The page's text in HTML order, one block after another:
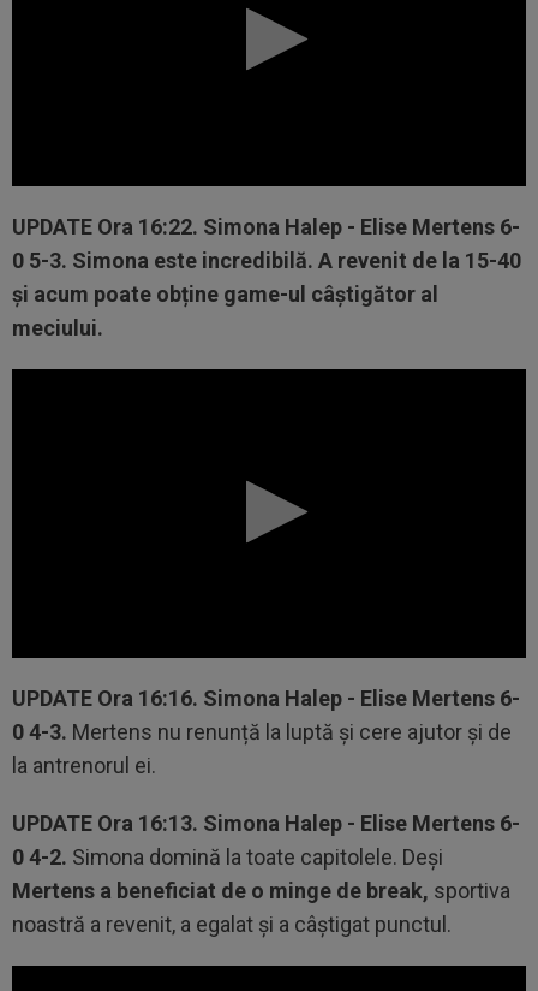
UPDATE Ora 16:22. Simona Halep - Elise Mertens 6-
0 5-3. Simona este incredibilă. A revenit de la 15-40
și acum poate obține game-ul câștigător al
meciului.
UPDATE Ora 16:16. Simona Halep - Elise Mertens 6-
0 4-3. Mertens nu renunță la luptă și cere ajutor și de
la antrenorul ei.
UPDATE Ora 16:13. Simona Halep - Elise Mertens 6-
0 4-2. Simona domină la toate capitolele. Deși
Mertens a beneficiat de o minge de break, sportiva
noastră a revenit, a egalat și a câștigat punctul.